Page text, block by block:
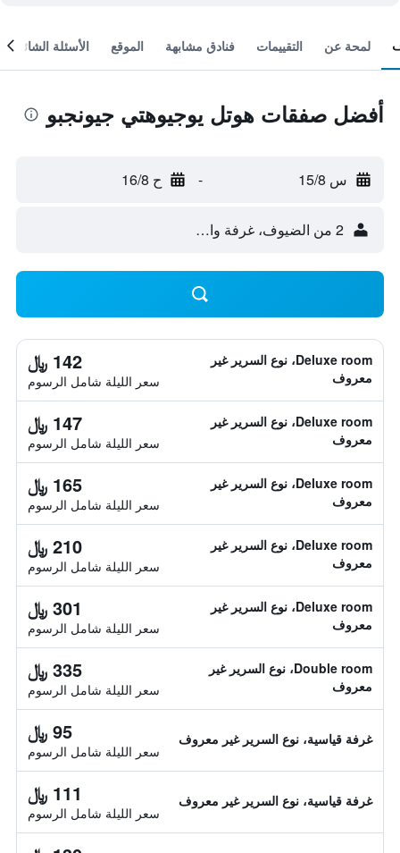
لمحة عن التقييمات فنادق مشابهة الموقع الأسئلة الشائعة
أفضل صفقات هوتل يوجيوهتي جيونجبو
س 15/8 - ح 16/8
2 من الضيوف، غرفة واحدة
Deluxe room، نوع السرير غير
معروف
142 ﷼
سعر الليلة شامل الرسوم
Deluxe room، نوع السرير غير
معروف
147 ﷼
سعر الليلة شامل الرسوم
Deluxe room، نوع السرير غير
معروف
165 ﷼
سعر الليلة شامل الرسوم
Deluxe room، نوع السرير غير
معروف
210 ﷼
سعر الليلة شامل الرسوم
Deluxe room، نوع السرير غير
معروف
301 ﷼
سعر الليلة شامل الرسوم
Double room، نوع السرير غير
معروف
335 ﷼
سعر الليلة شامل الرسوم
غرفة قياسية، نوع السرير غير معروف 95 ﷼
سعر الليلة شامل الرسوم
غرفة قياسية، نوع السرير غير معروف 111 ﷼
سعر الليلة شامل الرسوم